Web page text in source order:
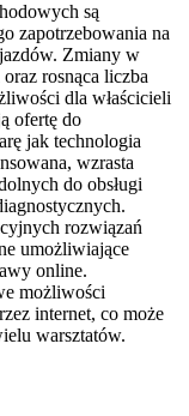
są
zapotrzebowania na
Zmiany w
rosnąca liczba
dla właścicieli
ofertę do
jak technologia
wzrasta
do obsługi
rozwiązań
umożliwiające
online.
możliwości
internet, co może
warsztatów.